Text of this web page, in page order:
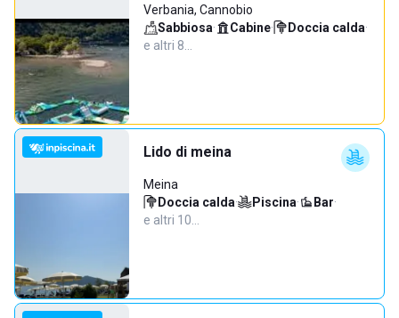
Verbania, Cannobio
Sabbiosa· Cabine· Doccia calda·
e altri 8…
Lido di meina
Meina
Doccia calda· Piscina· Bar·
e altri 10…